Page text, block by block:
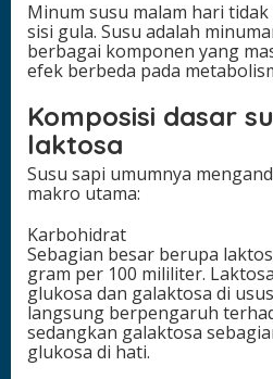
Minum susu malam hari
sisi gula. Susu adalah
berbagai komponen yang
efek berbeda pada
Komposisi dasar
laktosa
Susu sapi umumnya
makro utama:
Karbohidrat
Sebagian besar berupa
gram per 100 mililiter.
glukosa dan galaktosa di
langsung berpengaruh
sedangkan galaktosa
glukosa di hati.